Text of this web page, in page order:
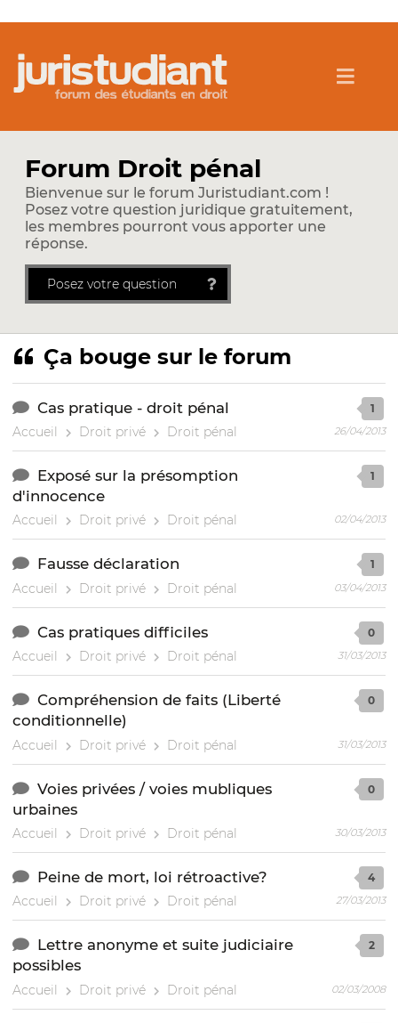
Forum Droit pénal
Bienvenue sur le forum Juristudiant.com !
Posez votre question juridique gratuitement,
les membres pourront vous apporter une
réponse.
Posez votre question
Ça bouge sur le forum
Cas pratique - droit pénal
Accueil Droit privé Droit pénal
1
26/04/2013
Exposé sur la présomption
d'innocence
Accueil Droit privé Droit pénal
1
02/04/2013
Fausse déclaration
Accueil Droit privé Droit pénal
1
03/04/2013
Cas pratiques difficiles
Accueil Droit privé Droit pénal
0
31/03/2013
Compréhension de faits (Liberté
conditionnelle)
Accueil Droit privé Droit pénal
0
31/03/2013
Voies privées / voies mubliques
urbaines
Accueil Droit privé Droit pénal
0
30/03/2013
Peine de mort, loi rétroactive?
Accueil Droit privé Droit pénal
4
27/03/2013
Lettre anonyme et suite judiciaire
possibles
Accueil Droit privé Droit pénal
2
02/03/2008